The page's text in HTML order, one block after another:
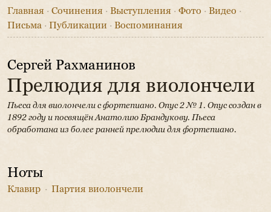
Главная · Сочинения · Выступления · Фото · Видео ·
Письма · Публикации · Воспоминания
Сергей Рахманинов
Прелюдия для виолончели
Пьеса для виолончели с фортепиано. Опус 2 № 1. Опус создан в
1892 году и посвящён Анатолию Брандукову. Пьеса
обработана из более ранней прелюдии для фортепиано.
Ноты
Клавир · Партия виолончели